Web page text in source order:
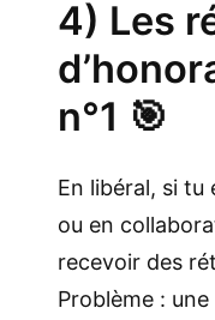
4) Les
n°1 🎯
En libéral, si tu
ou en
recevoir des
Problème :